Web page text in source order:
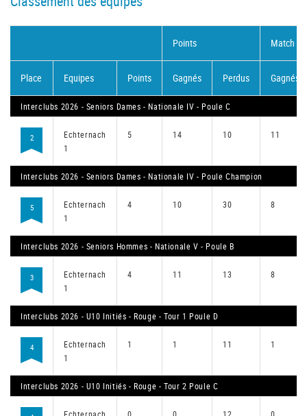
Points Match
Place Equipes Points Gagnés Perdus Gagnés
Interclubs 2026 - Seniors Dames - Nationale IV - Poule C
2
Echternach
1
5 14 10 11
Interclubs 2026 - Seniors Dames - Nationale IV - Poule Champion
5
Echternach
1
4 10 30 8
Interclubs 2026 - Seniors Hommes - Nationale V - Poule B
3
Echternach
1
4 11 13 8
Interclubs 2026 - U10 Initiés - Rouge - Tour 1 Poule D
4
Echternach
1
1 1 11 1
Interclubs 2026 - U10 Initiés - Rouge - Tour 2 Poule C